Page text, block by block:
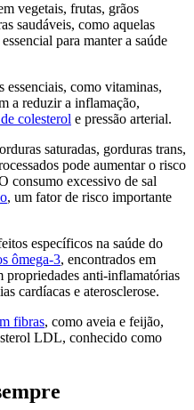
vegetais, frutas, grãos
saudáveis, como aquelas
para manter a saúde
essenciais, como vitaminas,
a reduzir a inflamação,
colesterol e pressão arterial.
saturadas, gorduras trans,
pode aumentar o risco
consumo excessivo de sal
, um fator de risco importante
específicos na saúde do
ômega-3, encontrados em
propriedades anti-inflamatórias
cardíacas e aterosclerose.
fibras, como aveia e feijão,
LDL, conhecido como